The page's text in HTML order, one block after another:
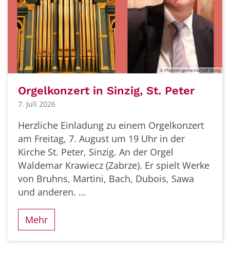
© Pfarreiengemeinschaft Sinzig
Orgelkonzert in Sinzig, St. Peter
7. Juli 2026
Herzliche Einladung zu einem Orgelkonzert
am Freitag, 7. August um 19 Uhr in der
Kirche St. Peter, Sinzig. An der Orgel
Waldemar Krawiecz (Zabrze). Er spielt Werke
von Bruhns, Martini, Bach, Dubois, Sawa
und anderen. ...
Mehr